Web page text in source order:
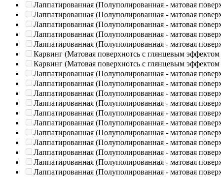
Лаппатированная (Полуполированная - матовая
Лаппатированная (Полуполированная - матовая
Лаппатированная (Полуполированная - матовая
Лаппатированная (Полуполированная - матовая
Лаппатированная (Полуполированная - матовая
Карвинг (Матовая поверхнотсь с глянцевым эффектом
Карвинг (Матовая поверхнотсь с глянцевым эффектом
Лаппатированная (Полуполированная - матовая
Лаппатированная (Полуполированная - матовая
Лаппатированная (Полуполированная - матовая
Лаппатированная (Полуполированная - матовая
Лаппатированная (Полуполированная - матовая
Лаппатированная (Полуполированная - матовая
Лаппатированная (Полуполированная - матовая
Лаппатированная (Полуполированная - матовая
Лаппатированная (Полуполированная - матовая
Лаппатированная (Полуполированная - матовая
Лаппатированная (Полуполированная - матовая